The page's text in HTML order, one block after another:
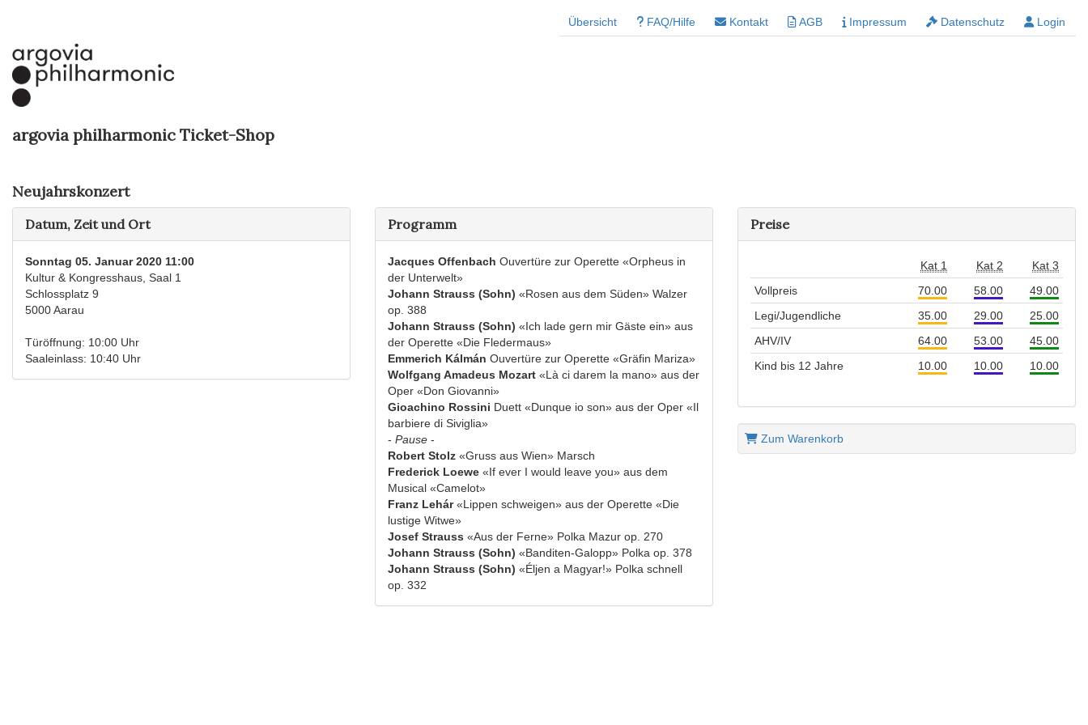
Übersicht FAQ/Hilfe Kontakt AGB Impressum Datenschutz Login
argovia philharmonic Ticket-Shop
Neujahrskonzert
Datum, Zeit und Ort
Sonntag 05. Januar 2020 11:00
Kultur & Kongresshaus, Saal 1
Schlossplatz 9
5000 Aarau
Türöffnung: 10:00 Uhr
Saaleinlass: 10:40 Uhr
Programm
Jacques Offenbach Ouvertüre zur Operette «Orpheus in
der Unterwelt»
Johann Strauss (Sohn) «Rosen aus dem Süden» Walzer
op. 388
Johann Strauss (Sohn) «Ich lade gern mir Gäste ein» aus
der Operette «Die Fledermaus»
Emmerich Kálmán Ouvertüre zur Operette «Gräfin Mariza»
Wolfgang Amadeus Mozart «Là ci darem la mano» aus der
Oper «Don Giovanni»
Gioachino Rossini Duett «Dunque io son» aus der Oper «Il
barbiere di Siviglia»
- Pause -
Robert Stolz «Gruss aus Wien» Marsch
Frederick Loewe «If ever I would leave you» aus dem
Musical «Camelot»
Franz Lehár«Lippen schweigen» aus der Operette «Die
lustige Witwe»
Josef Strauss «Aus der Ferne» Polka Mazur op. 270
Johann Strauss (Sohn) «Banditen-Galopp» Polka op. 378
Johann Strauss (Sohn) «Éljen a Magyar!» Polka schnell
op. 332
Preise
Kat 1 Kat 2
Kat 3
Vollpreis
70.00 58.00
49.00
Legi/Jugendliche
35.00 29.00
25.00
AHV/IV
64.00 53.00
45.00
Kind bis 12 Jahre
10.00 10.00 10.00
Zum Warenkorb